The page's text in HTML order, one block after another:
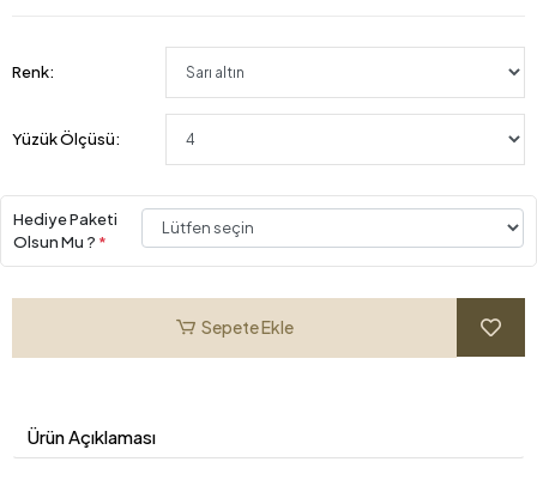
Renk:
Yüzük Ölçüsü:
Hediye Paketi
Olsun Mu ? *
Sepete Ekle
Ürün Açıklaması